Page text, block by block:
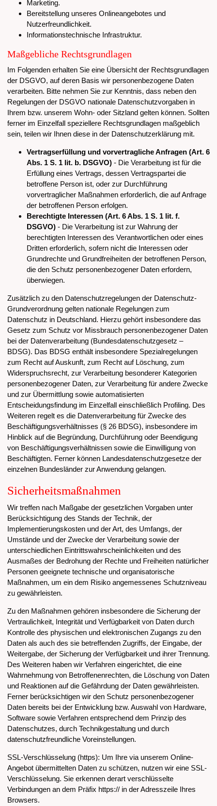
Marketing.
Bereitstellung unseres Onlineangebotes und
Nutzerfreundlichkeit.
Informationstechnische Infrastruktur.
Maßgebliche Rechtsgrundlagen
Im Folgenden erhalten Sie eine Übersicht der Rechtsgrundlagen
der DSGVO, auf deren Basis wir personenbezogene Daten
verarbeiten. Bitte nehmen Sie zur Kenntnis, dass neben den
Regelungen der DSGVO nationale Datenschutzvorgaben in
Ihrem bzw. unserem Wohn- oder Sitzland gelten können. Sollten
ferner im Einzelfall speziellere Rechtsgrundlagen maßgeblich
sein, teilen wir Ihnen diese in der Datenschutzerklärung mit.
Vertragserfüllung und vorvertragliche Anfragen (Art. 6
Abs. 1 S. 1 lit. b. DSGVO) - Die Verarbeitung ist für die
Erfüllung eines Vertrags, dessen Vertragspartei die
betroffene Person ist, oder zur Durchführung
vorvertraglicher Maßnahmen erforderlich, die auf Anfrage
der betroffenen Person erfolgen.
Berechtigte Interessen (Art. 6 Abs. 1 S. 1 lit. f.
DSGVO) - Die Verarbeitung ist zur Wahrung der
berechtigten Interessen des Verantwortlichen oder eines
Dritten erforderlich, sofern nicht die Interessen oder
Grundrechte und Grundfreiheiten der betroffenen Person,
die den Schutz personenbezogener Daten erfordern,
überwiegen.
Zusätzlich zu den Datenschutzregelungen der Datenschutz-
Grundverordnung gelten nationale Regelungen zum
Datenschutz in Deutschland. Hierzu gehört insbesondere das
Gesetz zum Schutz vor Missbrauch personenbezogener Daten
bei der Datenverarbeitung (Bundesdatenschutzgesetz –
BDSG). Das BDSG enthält insbesondere Spezialregelungen
zum Recht auf Auskunft, zum Recht auf Löschung, zum
Widerspruchsrecht, zur Verarbeitung besonderer Kategorien
personenbezogener Daten, zur Verarbeitung für andere Zwecke
und zur Übermittlung sowie automatisierten
Entscheidungsfindung im Einzelfall einschließlich Profiling. Des
Weiteren regelt es die Datenverarbeitung für Zwecke des
Beschäftigungsverhältnisses (§ 26 BDSG), insbesondere im
Hinblick auf die Begründung, Durchführung oder Beendigung
von Beschäftigungsverhältnissen sowie die Einwilligung von
Beschäftigten. Ferner können Landesdatenschutzgesetze der
einzelnen Bundesländer zur Anwendung gelangen.
Sicherheitsmaßnahmen
Wir treffen nach Maßgabe der gesetzlichen Vorgaben unter
Berücksichtigung des Stands der Technik, der
Implementierungskosten und der Art, des Umfangs, der
Umstände und der Zwecke der Verarbeitung sowie der
unterschiedlichen Eintrittswahrscheinlichkeiten und des
Ausmaßes der Bedrohung der Rechte und Freiheiten natürlicher
Personen geeignete technische und organisatorische
Maßnahmen, um ein dem Risiko angemessenes Schutzniveau
zu gewährleisten.
Zu den Maßnahmen gehören insbesondere die Sicherung der
Vertraulichkeit, Integrität und Verfügbarkeit von Daten durch
Kontrolle des physischen und elektronischen Zugangs zu den
Daten als auch des sie betreffenden Zugriffs, der Eingabe, der
Weitergabe, der Sicherung der Verfügbarkeit und ihrer Trennung.
Des Weiteren haben wir Verfahren eingerichtet, die eine
Wahrnehmung von Betroffenenrechten, die Löschung von Daten
und Reaktionen auf die Gefährdung der Daten gewährleisten.
Ferner berücksichtigen wir den Schutz personenbezogener
Daten bereits bei der Entwicklung bzw. Auswahl von Hardware,
Software sowie Verfahren entsprechend dem Prinzip des
Datenschutzes, durch Technikgestaltung und durch
datenschutzfreundliche Voreinstellungen.
SSL-Verschlüsselung (https): Um Ihre via unserem Online-
Angebot übermittelten Daten zu schützen, nutzen wir eine SSL-
Verschlüsselung. Sie erkennen derart verschlüsselte
Verbindungen an dem Präfix https:// in der Adresszeile Ihres
Browsers.